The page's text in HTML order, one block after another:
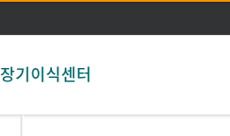
장기이식센터